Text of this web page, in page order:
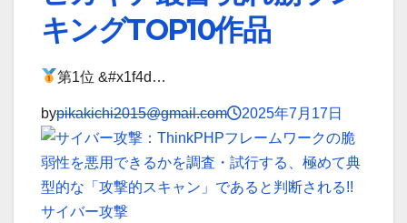
キングTOP10作品
第1位 &#x1f4d…
bypikakichi2015@gmail.com 2025年7月17日
サイバー攻撃